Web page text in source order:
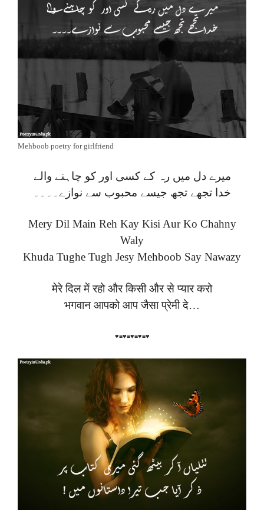
Mehboob poetry for girlfriend
میرے دل میں رہ کے کسی اور کو چاہنے والے
خدا تجھے تجھ جیسے محبوب سے نوازے۔۔۔۔
Mery Dil Main Reh Kay Kisi Aur Ko Chahny
Waly
Khuda Tughe Tugh Jesy Mehboob Say Nawazy
मेरे दिल में रहो और किसी और से प्यार करो
भगवान आपको आप जैसा प्रेमी दे…
♥≡♥≡♥≡♥≡♥